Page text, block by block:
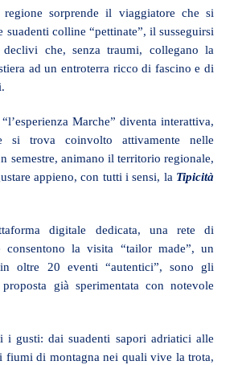
regione sorprende il viaggiatore che si
suadenti colline “pettinate”, il susseguirsi
che, senza traumi, collegano la
ad un entroterra ricco di fascino e di
“l’esperienza Marche” diventa interattiva,
si trova coinvolto attivamente nelle
semestre, animano il territorio regionale,
appieno, con tutti i sensi, la Tipicità
digitale dedicata, una rete di
la visita “tailor made”, un
oltre 20 eventi “autentici”, sono gli
già sperimentata con notevole
i gusti: dai suadenti sapori adriatici alle
fiumi di montagna nei quali vive la trota,